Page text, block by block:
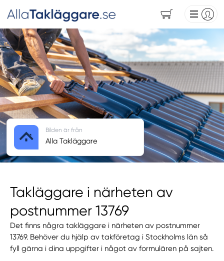
Takläggare i närheten av
postnummer 13769
Det finns några takläggare i närheten av postnummer
13769. Behöver du hjälp av takföretag i Stockholms län så
fyll gärna i dina uppgifter i något av formulären på sajten.
Bilden är från
Alla Takläggare